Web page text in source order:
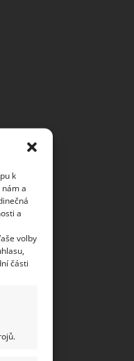
k
a
a
volby
části